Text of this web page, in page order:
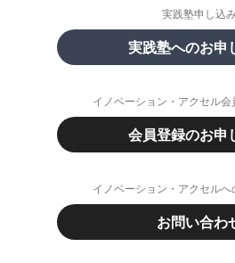
実践塾申し込
実践塾へのお申
イノベーション・アクセル
会員登録のお申
イノベーション・アクセル
お問い合わ